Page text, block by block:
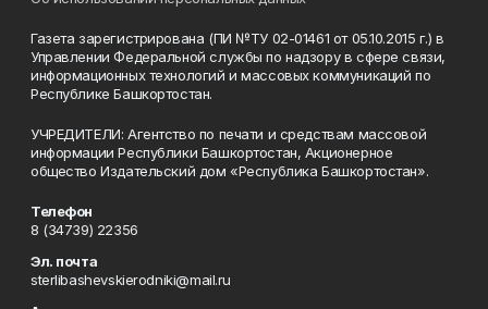
Газета зарегистрирована (ПИ №ТУ 02-01461 от 05.10.2015 г.) в
Управлении Федеральной службы по надзору в сфере связи,
информационных технологий и массовых коммуникаций по
Республике Башкортостан.
УЧРЕДИТЕЛИ: Агентство по печати и средствам массовой
информации Республики Башкортостан, Акционерное
общество Издательский дом «Республика Башкортостан».
Телефон
8 (34739) 22356
Эл. почта
sterlibashevskierodniki@mail.ru